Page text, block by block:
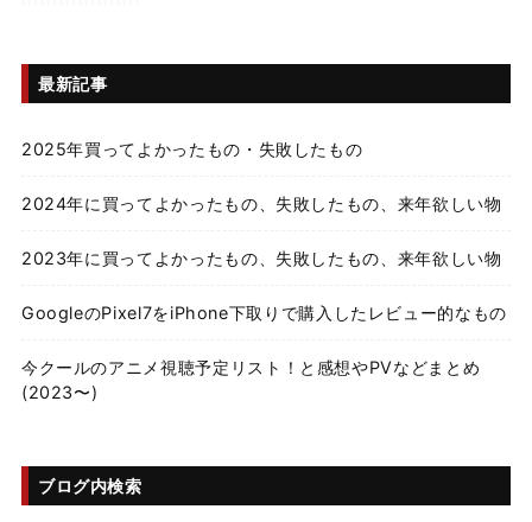
最新記事
2025年買ってよかったもの・失敗したもの
2024年に買ってよかったもの、失敗したもの、来年欲しい物
2023年に買ってよかったもの、失敗したもの、来年欲しい物
GoogleのPixel7をiPhone下取りで購入したレビュー的なもの
今クールのアニメ視聴予定リスト！と感想やPVなどまとめ
(2023〜)
ブログ内検索